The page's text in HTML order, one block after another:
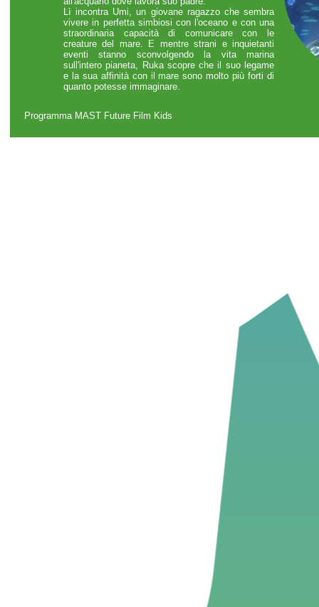
Lì incontra Umi, un giovane ragazzo che sembra
vivere in perfetta simbiosi con l'oceano e con una
straordinaria capacità di comunicare con le
creature del mare. E mentre strani e inquietanti
eventi stanno sconvolgendo la vita marina
sull'intero pianeta, Ruka scopre che il suo legame
e la sua affinità con il mare sono molto più forti di
quanto potesse immaginare.
Programma MAST Future Film Kids